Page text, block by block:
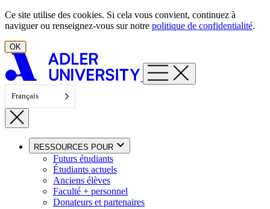
Aller au contenu
Ce site utilise des cookies. Si cela vous convient, continuez à
naviguer ou renseignez-vous sur notre politique de confidentialité.
OK
Français
RESSOURCES POUR
Futurs étudiants
Étudiants actuels
Anciens élèves
Faculté + personnel
Donateurs et partenaires